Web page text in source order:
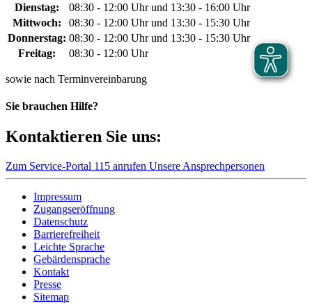
Dienstag:
08:30 - 12:00 Uhr und 13:30 - 16:00 Uhr
Mittwoch:
08:30 - 12:00 Uhr und 13:30 - 15:30 Uhr
Donnerstag: 08:30 - 12:00 Uhr und 13:30 - 15:30 Uhr
Freitag:
08:30 - 12:00 Uhr
sowie nach Terminvereinbarung
Sie brauchen Hilfe?
Kontaktieren Sie uns:
Zum Service-Portal 115 anrufen Unsere Ansprechpersonen
Impressum
Zugangseröffnung
Datenschutz
Barrierefreiheit
Leichte Sprache
Gebärdensprache
Kontakt
Presse
Sitemap